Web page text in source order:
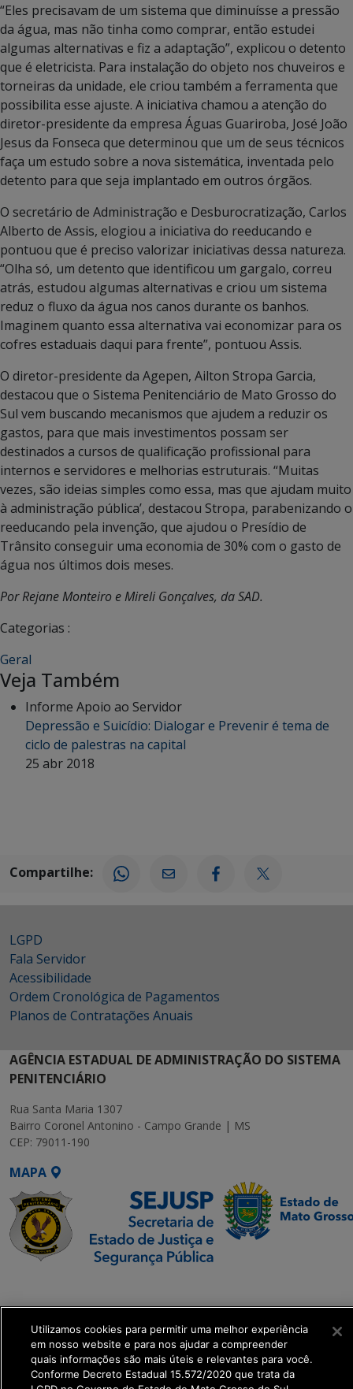
“Eles precisavam de um sistema que diminuísse a pressão
da água, mas não tinha como comprar, então estudei
algumas alternativas e fiz a adaptação”, explicou o detento
que é eletricista. Para instalação do objeto nos chuveiros e
torneiras da unidade, ele criou também a ferramenta que
possibilita esse ajuste. A iniciativa chamou a atenção do
diretor-presidente da empresa Águas Guariroba, José João
Jesus da Fonseca que determinou que um de seus técnicos
faça um estudo sobre a nova sistemática, inventada pelo
detento para que seja implantado em outros órgãos.
O secretário de Administração e Desburocratização, Carlos
Alberto de Assis, elogiou a iniciativa do reeducando e
pontuou que é preciso valorizar iniciativas dessa natureza.
“Olha só, um detento que identificou um gargalo, correu
atrás, estudou algumas alternativas e criou um sistema
reduz o fluxo da água nos canos durante os banhos.
Imaginem quanto essa alternativa vai economizar para os
cofres estaduais daqui para frente”, pontuou Assis.
O diretor-presidente da Agepen, Ailton Stropa Garcia,
destacou que o Sistema Penitenciário de Mato Grosso do
Sul vem buscando mecanismos que ajudem a reduzir os
gastos, para que mais investimentos possam ser
destinados a cursos de qualificação profissional para
internos e servidores e melhorias estruturais. “Muitas
vezes, são ideias simples como essa, mas que ajudam muito
à administração pública’, destacou Stropa, parabenizando o
reeducando pela invenção, que ajudou o Presídio de
Trânsito conseguir uma economia de 30% com o gasto de
água nos últimos dois meses.
Por Rejane Monteiro e Mireli Gonçalves, da SAD.
Categorias :
Geral
Veja Também
Informe Apoio ao Servidor
Depressão e Suicídio: Dialogar e Prevenir é tema de
ciclo de palestras na capital
25 abr 2018
Compartilhe:
LGPD
Fala Servidor
Acessibilidade
Ordem Cronológica de Pagamentos
Planos de Contratações Anuais
AGÊNCIA ESTADUAL DE ADMINISTRAÇÃO DO SISTEMA
PENITENCIÁRIO
Rua Santa Maria 1307
Bairro Coronel Antonino - Campo Grande | MS
CEP: 79011-190
MAPA
Executiva de
Transformação Digital
get_footer();
Utilizamos cookies para permitir uma melhor experiência
em nosso website e para nos ajudar a compreender
quais informações são mais úteis e relevantes para você.
Conforme Decreto Estadual 15.572/2020 que trata da